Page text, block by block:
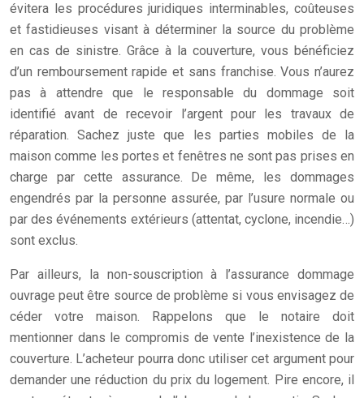
évitera les procédures juridiques interminables, coûteuses
et fastidieuses visant à déterminer la source du problème
en cas de sinistre. Grâce à la couverture, vous bénéficiez
d’un remboursement rapide et sans franchise. Vous n’aurez
pas à attendre que le responsable du dommage soit
identifié avant de recevoir l’argent pour les travaux de
réparation. Sachez juste que les parties mobiles de la
maison comme les portes et fenêtres ne sont pas prises en
charge par cette assurance. De même, les dommages
engendrés par la personne assurée, par l’usure normale ou
par des événements extérieurs (attentat, cyclone, incendie…)
sont exclus.
Par ailleurs, la non-souscription à l’assurance dommage
ouvrage peut être source de problème si vous envisagez de
céder votre maison. Rappelons que le notaire doit
mentionner dans le compromis de vente l’inexistence de la
couverture. L’acheteur pourra donc utiliser cet argument pour
demander une réduction du prix du logement. Pire encore, il